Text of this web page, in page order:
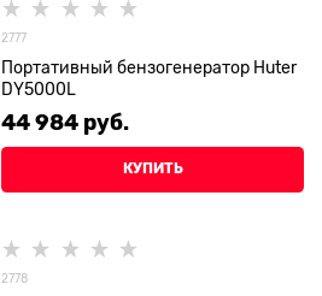
2777
Портативный бензогенератор Huter
DY5000L
44 984 руб.
КУПИТЬ
2778